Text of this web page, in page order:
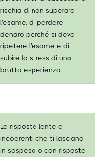
rischia di non superare
l'esame, di perdere
denaro perché si deve
ripetere l'esame e di
subire lo stress di una
brutta esperienza.
Le risposte lente e
incoerenti che ti lasciano
in sospeso o con risposte